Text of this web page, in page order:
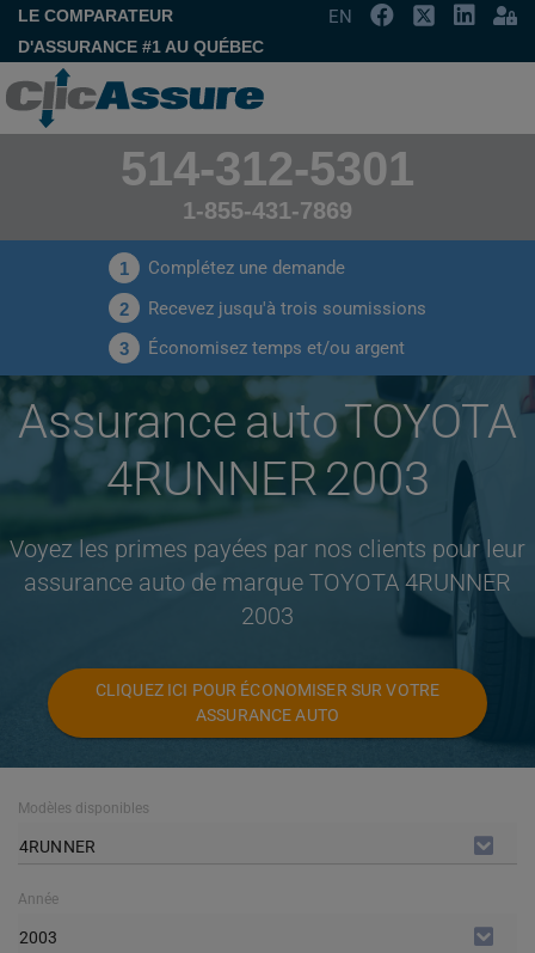
LE COMPARATEUR
D'ASSURANCE #1 AU QUÉBEC
EN
514-312-5301
1-855-431-7869
1 Complétez une demande
2 Recevez jusqu'à trois soumissions
3 Économisez temps et/ou argent
Assurance auto TOYOTA
4RUNNER 2003
Voyez les primes payées par nos clients pour leur
assurance auto de marque TOYOTA 4RUNNER
2003
CLIQUEZ ICI POUR ÉCONOMISER SUR VOTRE
ASSURANCE AUTO
Modèles disponibles
4RUNNER
Année
2003